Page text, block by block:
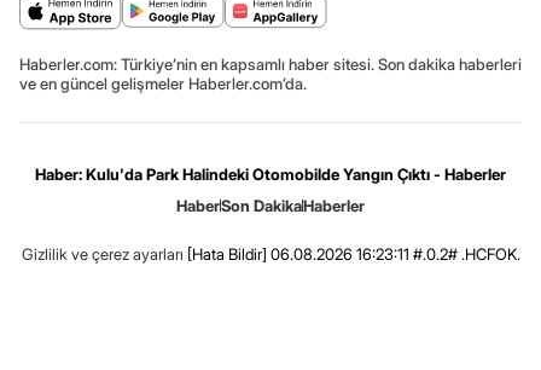
Haberler.com: Türkiye’nin en kapsamlı haber sitesi. Son dakika haberleri
ve en güncel gelişmeler Haberler.com’da.
Haber: Kulu'da Park Halindeki Otomobilde Yangın Çıktı - Haberler
HaberSon DakikaHaberler
Gizlilik ve çerez ayarları [Hata Bildir] 06.08.2026 16:23:11 #.0.2# .HCFOK.